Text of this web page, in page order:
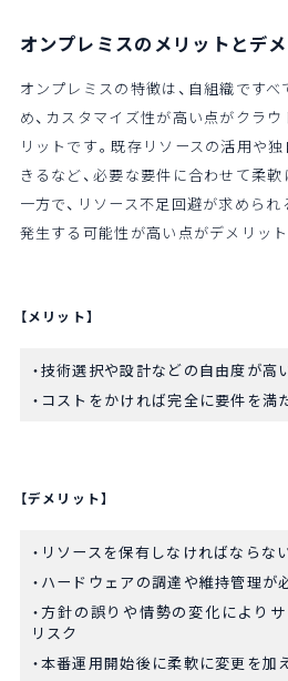
オンプレミスのメリットとデ
オンプレミスの特徴は、自組織です
め、カスタマイズ性が高い点がクラ
リットです。既存リソースの活用や
きるなど、必要な要件に合わせて柔
一方で、リソース不足回避が求めら
発生する可能性が高い点がデメリッ
【メリット】
技術選択や設計などの自由度が高
コストをかければ完全に要件を満
【デメリット】
リソースを保有しなければならな
ハードウェアの調達や維持管理が
方針の誤りや情勢の変化により
リスク
本番運用開始後に柔軟に変更を加